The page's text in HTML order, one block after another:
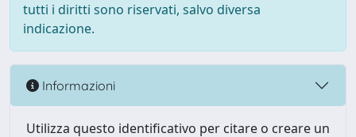
tutti i diritti sono riservati, salvo diversa
indicazione.
Informazioni
Utilizza questo identificativo per citare o creare un